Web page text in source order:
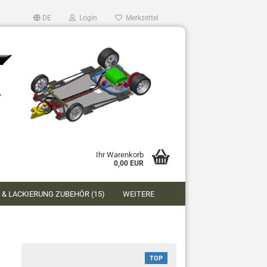
DE Login Merkzettel
Ihr Warenkorb
0,00 EUR
LACKIERUNG ZUBEHÖR (15) WEITERE
TOP